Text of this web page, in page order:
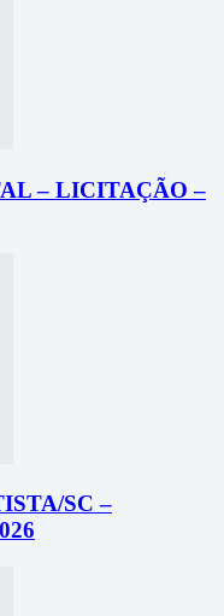
– LICITAÇÃO –
SC –